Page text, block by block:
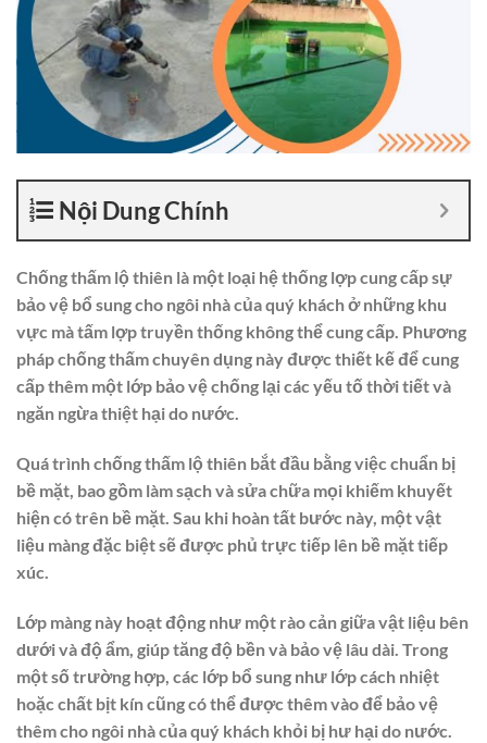
Nội Dung Chính
Chống thấm lộ thiên là một loại hệ thống lợp cung cấp sự
bảo vệ bổ sung cho ngôi nhà của quý khách ở những khu
vực mà tấm lợp truyền thống không thể cung cấp. Phương
pháp chống thấm chuyên dụng này được thiết kế để cung
cấp thêm một lớp bảo vệ chống lại các yếu tố thời tiết và
ngăn ngừa thiệt hại do nước.
Quá trình chống thấm lộ thiên bắt đầu bằng việc chuẩn bị
bề mặt, bao gồm làm sạch và sửa chữa mọi khiếm khuyết
hiện có trên bề mặt. Sau khi hoàn tất bước này, một vật
liệu màng đặc biệt sẽ được phủ trực tiếp lên bề mặt tiếp
xúc.
Lớp màng này hoạt động như một rào cản giữa vật liệu bên
dưới và độ ẩm, giúp tăng độ bền và bảo vệ lâu dài. Trong
một số trường hợp, các lớp bổ sung như lớp cách nhiệt
hoặc chất bịt kín cũng có thể được thêm vào để bảo vệ
thêm cho ngôi nhà của quý khách khỏi bị hư hại do nước.